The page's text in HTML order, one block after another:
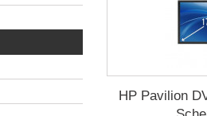
HP Pavilion